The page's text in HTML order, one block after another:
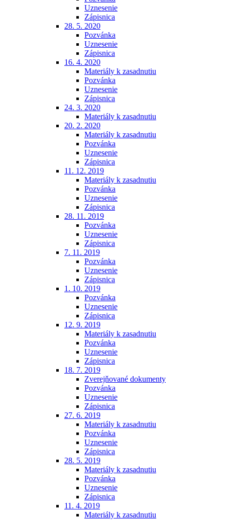
Uznesenie
Zápisnica
28. 5. 2020
Pozvánka
Uznesenie
Zápisnica
16. 4. 2020
Materiály k zasadnutiu
Pozvánka
Uznesenie
Zápisnica
24. 3. 2020
Materiály k zasadnutiu
20. 2. 2020
Materiály k zasadnutiu
Pozvánka
Uznesenie
Zápisnica
11. 12. 2019
Materiály k zasadnutiu
Pozvánka
Uznesenie
Zápisnica
28. 11. 2019
Pozvánka
Uznesenie
Zápisnica
7. 11. 2019
Pozvánka
Uznesenie
Zápisnica
1. 10. 2019
Pozvánka
Uznesenie
Zápisnica
12. 9. 2019
Materiály k zasadnutiu
Pozvánka
Uznesenie
Zápisnica
18. 7. 2019
Zverejňované dokumenty
Pozvánka
Uznesenie
Zápisnica
27. 6. 2019
Materiály k zasadnutiu
Pozvánka
Uznesenie
Zápisnica
28. 5. 2019
Materiály k zasadnutiu
Pozvánka
Uznesenie
Zápisnica
11. 4. 2019
Materiály k zasadnutiu